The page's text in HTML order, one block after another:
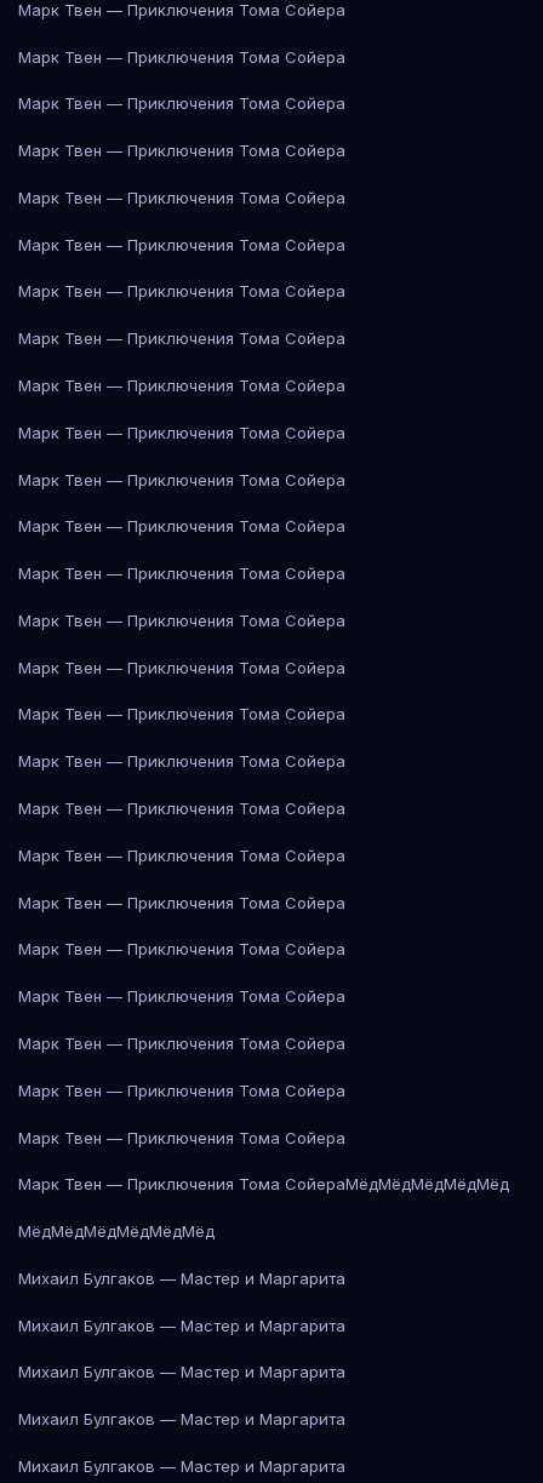
Марк Твен — Приключения Тома Сойера
Марк Твен — Приключения Тома Сойера
Марк Твен — Приключения Тома Сойера
Марк Твен — Приключения Тома Сойера
Марк Твен — Приключения Тома Сойера
Марк Твен — Приключения Тома Сойера
Марк Твен — Приключения Тома Сойера
Марк Твен — Приключения Тома Сойера
Марк Твен — Приключения Тома Сойера
Марк Твен — Приключения Тома Сойера
Марк Твен — Приключения Тома Сойера
Марк Твен — Приключения Тома Сойера
Марк Твен — Приключения Тома Сойера
Марк Твен — Приключения Тома Сойера
Марк Твен — Приключения Тома Сойера
Марк Твен — Приключения Тома Сойера
Марк Твен — Приключения Тома Сойера
Марк Твен — Приключения Тома Сойера
Марк Твен — Приключения Тома Сойера
Марк Твен — Приключения Тома Сойера
Марк Твен — Приключения Тома Сойера
Марк Твен — Приключения Тома Сойера
Марк Твен — Приключения Тома Сойера
Марк Твен — Приключения Тома Сойера
Марк Твен — Приключения Тома Сойера
Марк Твен — Приключения Тома СойераМёдМёдМёдМёдМёд
МёдМёдМёдМёдМёдМёд
Михаил Булгаков — Мастер и Маргарита
Михаил Булгаков — Мастер и Маргарита
Михаил Булгаков — Мастер и Маргарита
Михаил Булгаков — Мастер и Маргарита
Михаил Булгаков — Мастер и Маргарита